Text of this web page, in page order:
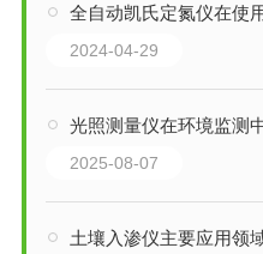
全自动凯氏定氮仪在使
2024-04-29
光照测量仪在环境监测
2025-08-07
土壤入渗仪主要应用领